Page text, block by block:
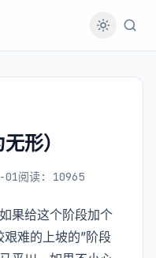
形）
01阅读: 10965
果给这个阶段加个
难的上坡的”阶段